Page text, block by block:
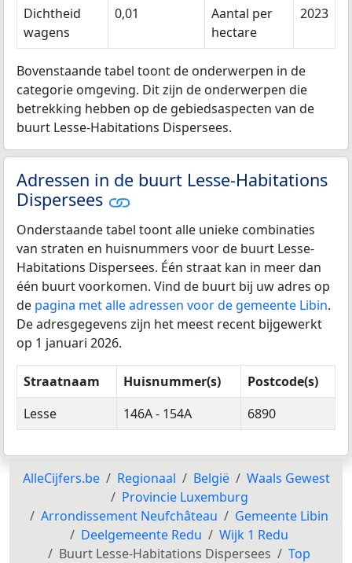
Dichtheid
wagens
0,01
Aantal per
hectare
2023
Bovenstaande tabel toont de onderwerpen in de
categorie omgeving. Dit zijn de onderwerpen die
betrekking hebben op de gebiedsaspecten van de
buurt Lesse-Habitations Dispersees.
Adressen in de buurt Lesse-Habitations
Dispersees
Onderstaande tabel toont alle unieke combinaties
van straten en huisnummers voor de buurt Lesse-
Habitations Dispersees. Één straat kan in meer dan
één buurt voorkomen. Vind de buurt bij uw adres op
de pagina met alle adressen voor de gemeente Libin.
De adresgegevens zijn het meest recent bijgewerkt
op 1 januari 2026.
Straatnaam Huisnummer(s)
Postcode(s)
Lesse
146A - 154A 6890
AlleCijfers.be Regionaal België
Waals Gewest
Provincie Luxemburg
Arrondissement Neufchâteau
Gemeente Libin
Deelgemeente Redu
Wijk 1 Redu
Buurt Lesse-Habitations Dispersees
Top